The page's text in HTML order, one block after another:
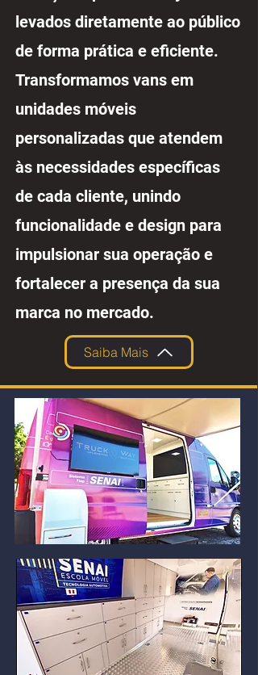
levados diretamente ao público
de forma prática e eficiente.
Transformamos vans em
unidades móveis
personalizadas que atendem
às necessidades específicas
de cada cliente, unindo
funcionalidade e design para
impulsionar sua operação e
fortalecer a presença da sua
marca no mercado.
Saiba Mais